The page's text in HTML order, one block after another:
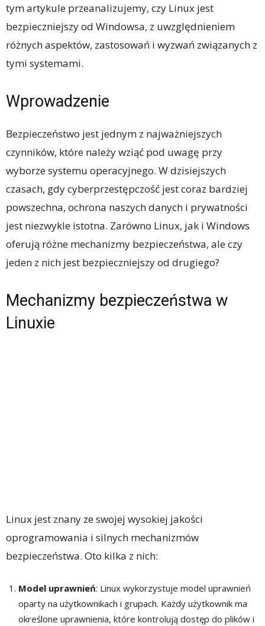
tym artykule przeanalizujemy, czy Linux jest
bezpieczniejszy od Windowsa, z uwzględnieniem
różnych aspektów, zastosowań i wyzwań związanych z
tymi systemami.
Wprowadzenie
Bezpieczeństwo jest jednym z najważniejszych
czynników, które należy wziąć pod uwagę przy
wyborze systemu operacyjnego. W dzisiejszych
czasach, gdy cyberprzestępczość jest coraz bardziej
powszechna, ochrona naszych danych i prywatności
jest niezwykle istotna. Zarówno Linux, jak i Windows
oferują różne mechanizmy bezpieczeństwa, ale czy
jeden z nich jest bezpieczniejszy od drugiego?
Mechanizmy bezpieczeństwa w
Linuxie
Linux jest znany ze swojej wysokiej jakości
oprogramowania i silnych mechanizmów
bezpieczeństwa. Oto kilka z nich:
Model uprawnień: Linux wykorzystuje model uprawnień
oparty na użytkownikach i grupach. Każdy użytkownik ma
określone uprawnienia, które kontrolują dostęp do plików i